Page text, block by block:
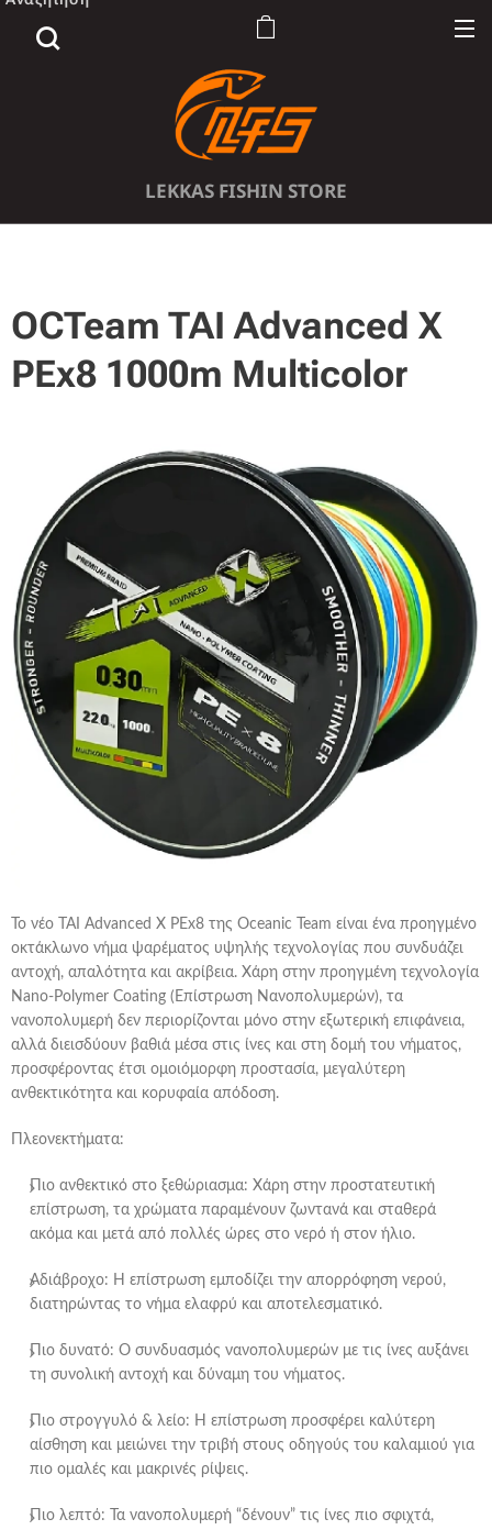
LEKKAS FISHIN STORE
OCTeam TAI Advanced Χ
PEx8 1000m Multicolor
Το νέο TAI Advanced X PEx8 της Oceanic Team είναι ένα προηγμένο
οκτάκλωνο νήμα ψαρέματος υψηλής τεχνολογίας που συνδυάζει
αντοχή, απαλότητα και ακρίβεια. Χάρη στην προηγμένη τεχνολογία
Nano-Polymer Coating (Επίστρωση Νανοπολυμερών), τα
νανοπολυμερή δεν περιορίζονται μόνο στην εξωτερική επιφάνεια,
αλλά διεισδύουν βαθιά μέσα στις ίνες και στη δομή του νήματος,
προσφέροντας έτσι ομοιόμορφη προστασία, μεγαλύτερη
ανθεκτικότητα και κορυφαία απόδοση.
Πλεονεκτήματα:
Πιο ανθεκτικό στο ξεθώριασμα: Χάρη στην προστατευτική
επίστρωση, τα χρώματα παραμένουν ζωντανά και σταθερά
ακόμα και μετά από πολλές ώρες στο νερό ή στον ήλιο.
Αδιάβροχο: Η επίστρωση εμποδίζει την απορρόφηση νερού,
διατηρώντας το νήμα ελαφρύ και αποτελεσματικό.
Πιο δυνατό: Ο συνδυασμός νανοπολυμερών με τις ίνες αυξάνει
τη συνολική αντοχή και δύναμη του νήματος.
Πιο στρογγυλό & λείο: Η επίστρωση προσφέρει καλύτερη
αίσθηση και μειώνει την τριβή στους οδηγούς του καλαμιού για
πιο ομαλές και μακρινές ρίψεις.
Πιο λεπτό: Τα νανοπολυμερή “δένουν” τις ίνες πιο σφιχτά,